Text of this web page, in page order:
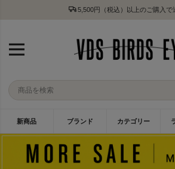
5,500円（税込）以上のご購入で
新商品 ブランド カテゴリー